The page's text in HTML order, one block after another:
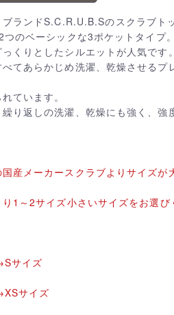
ランドS.C.R.U.B.Sのスクラブト
のベーシックな3ポケットタイプ。
くりとしたシルエットが人気です。
てあらかじめ洗濯、乾燥させるプ
ています。
り返しの洗濯、乾燥にも強く、強
産メーカースクラブよりサイズが
1～2サイズ小さいサイズをお選び
サイズ
サイズ